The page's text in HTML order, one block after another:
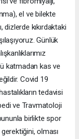
el ve bilekte
dizlerde kıkırdaktaki
Günlük
katmadan kas ve
Covid 19
tedavisi
ve Travmatoloji
birlikte spor
olması